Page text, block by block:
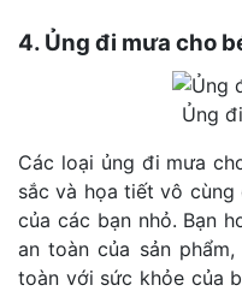
4. Ủng đi mưa cho
Ủng
Các loại ủng đi mưa
sắc và họa tiết vô
của các bạn nhỏ. Bạn
an toàn của sản
toàn với sức khỏe của